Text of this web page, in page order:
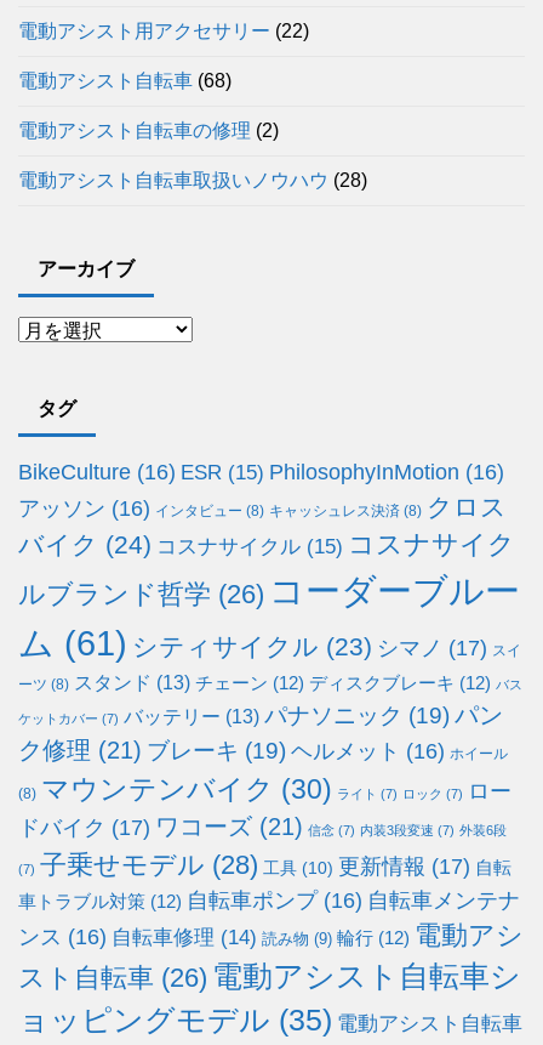
電動アシスト用アクセサリー (22)
電動アシスト自転車 (68)
電動アシスト自転車の修理 (2)
電動アシスト自転車取扱いノウハウ (28)
アーカイブ
タグ
BikeCulture (16) ESR (15) PhilosophyInMotion (16)
アッソン (16) インタビュー (8) キャッシュレス決済 (8) クロス
バイク (24) コスナサイクル (15) コスナサイク
ルブランド哲学 (26) コーダーブルー
ム (61) シティサイクル (23) シマノ (17) スイ
ーツ (8) スタンド (13) チェーン (12) ディスクブレーキ (12) バス
ケットカバー (7) バッテリー (13) パナソニック (19)パン
ク修理 (21) ブレーキ (19) ヘルメット (16) ホイール
(8) マウンテンバイク (30) ライト (7) ロック (7)
ロー
ドバイク (17) ワコーズ (21) 信念 (7) 内装3段変速 (7) 外装6段
(7) 子乗せモデル (28) 工具 (10) 更新情報 (17) 自転
車トラブル対策 (12) 自転車ポンプ(16) 自転車メンテナ
ンス (16) 自転車修理 (14) 読み物 (9) 輪行 (12) 電動アシ
スト自転車 (26) 電動アシスト自転車シ
ョッピングモデル (35) 電動アシスト自転車